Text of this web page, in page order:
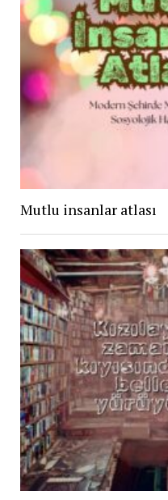
Mutlu insanlar atlası